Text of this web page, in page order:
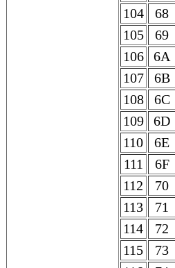
104
68
105
69
106
6A
107
6B
108
6C
109
6D
110
6E
111
6F
112
70
113
71
114
72
115
73